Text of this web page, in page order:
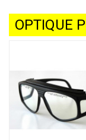
OPTIQUE